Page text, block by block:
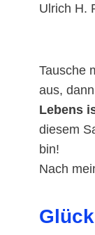
Ulrich H.
Tausche
aus,
Lebens
diesem
bin!
Nach